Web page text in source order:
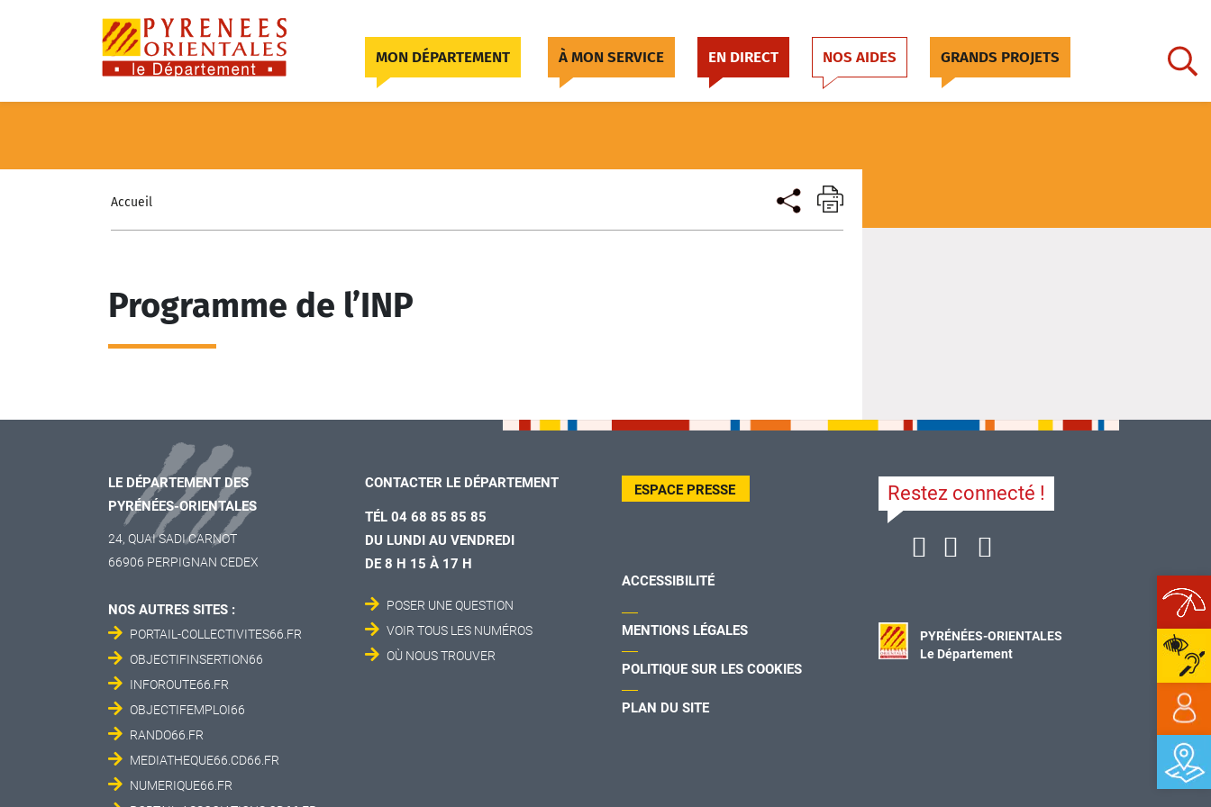
MON DÉPARTEMENT À MON SERVICE EN DIRECT NOS AIDES GRANDS PROJETS
Accueil
Programme de l’INP
LE DÉPARTEMENT DES
PYRÉNÉES-ORIENTALES
24, QUAI SADI CARNOT
66906 PERPIGNAN CEDEX
NOS AUTRES SITES :
PORTAIL-COLLECTIVITES66.FR
OBJECTIFINSERTION66
INFOROUTE66.FR
OBJECTIFEMPLOI66
RANDO66.FR
MEDIATHEQUE66.CD66.FR
NUMERIQUE66.FR
CONTACTER LE DÉPARTEMENT
TÉL 04 68 85 85 85
DU LUNDI AU VENDREDI
DE 8 H 15 À 17 H
POSER UNE QUESTION
VOIR TOUS LES NUMÉROS
OÙ NOUS TROUVER
ESPACE PRESSE
ACCESSIBILITÉ
MENTIONS LÉGALES
POLITIQUE SUR LES COOKIES
PLAN DU SITE
Restez connecté !
PYRÉNÉES-ORIENTALES
Le Département